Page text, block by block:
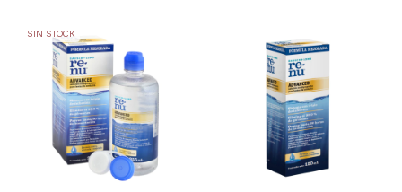
SIN STOCK